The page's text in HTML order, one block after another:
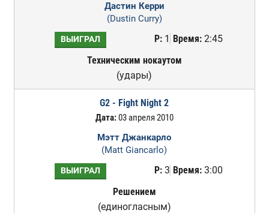
Дастин Керри
(Dustin Curry)
ВЫИГРАЛ Р:1 Время:2:45
Техническим нокаутом
(удары)
G2 - Fight Night 2
Дата:03 апреля 2010
Мэтт Джанкарло
(Matt Giancarlo)
ВЫИГРАЛ Р:3 Время:3:00
Решением
(единогласным)